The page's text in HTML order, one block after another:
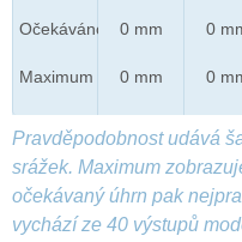
Očekáváno
Maximum
0 mm
0 mm
0
0
Pravděpodobnost udává
srážek. Maximum
očekávaný úhrn pak
vychází ze 40 výstupů